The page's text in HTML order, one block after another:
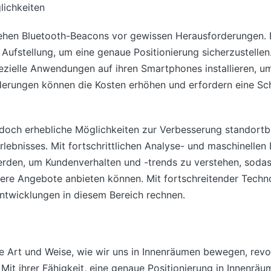
Bluetooth-Beacons vor gewissen
um eine genaue Positionierung
Anwendungen auf ihren Smartphones installieren,
können die Kosten erhöhen und erfordern eine
erhebliche Möglichkeiten zur Verbesserung
Mit fortschrittlichen Analyse- und maschinellen
um Kundenverhalten und -trends zu verstehen,
Angebote anbieten können. Mit fortschreitender
in diesem Bereich rechnen.
Art und Weise, wie wir uns in Innenräumen bewegen,
ihrer Fähigkeit, eine genaue Positionierung in